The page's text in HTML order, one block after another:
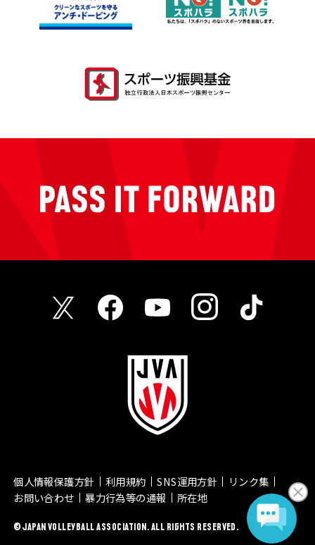
個人情報保護方針 利用規約 SNS運用方針
リンク集
お問い合わせ
暴力行為等の通報 所在地
© JAPAN VOLLEYBALL ASSOCIATION. ALL RIGHTS RESERVED.